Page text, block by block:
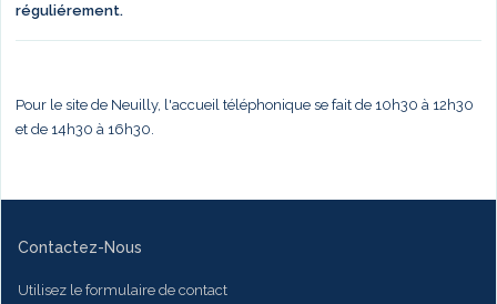
réguliérement.
Pour le site de Neuilly, l'accueil téléphonique se fait de 10h30 à 12h30
et de 14h30 à 16h30.
Contactez-Nous
Utilisez le formulaire de contact